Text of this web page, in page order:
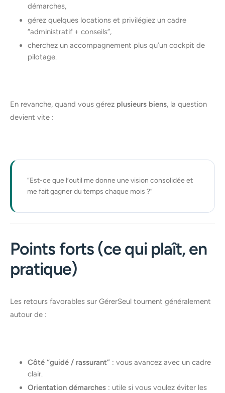
démarches,
gérez quelques locations et privilégiez un cadre
“administratif + conseils”,
cherchez un accompagnement plus qu’un cockpit de
pilotage.
En revanche, quand vous gérez plusieurs biens, la question
devient vite :
“Est-ce que l’outil me donne une vision consolidée et
me fait gagner du temps chaque mois ?”
Points forts (ce qui plaît, en
pratique)
Les retours favorables sur GérerSeul tournent généralement
autour de :
Côté “guidé / rassurant” : vous avancez avec un cadre
clair.
Orientation démarches : utile si vous voulez éviter les